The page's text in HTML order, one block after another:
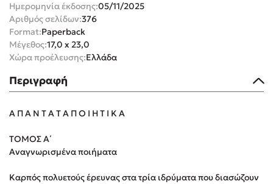
Mel Robbins
Η μέθοδος Αφήστε τους
Δημοφιλείς Συγγραφείς
Παύλος Καστανάς
Ημερομηνία έκδοσης:05/11/2025
Αριθμός σελίδων:376
Format:Paperback
Μέγεθος:17,0 x 23,0
Χώρα προέλευσης:Ελλάδα
Περιγραφή
Α Π Α Ν Τ Α Τ Α Π Ο Ι Η Τ Ι Κ Α
ΤΟΜΟΣ A΄
Αναγνωρισμένα ποιήματα
Καρπός πολυετούς έρευνας στα τρία ιδρύματα που διασώζουν